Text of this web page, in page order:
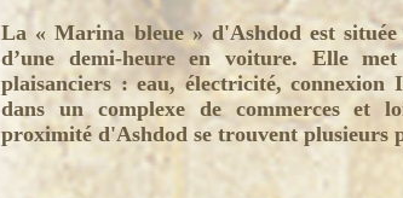
La « Marina bleue » d'Ashdod est
d’une demi-heure en voiture. Elle
plaisanciers : eau, électricité, connexion
dans un complexe de commerces et
proximité d'Ashdod se trouvent plusieurs